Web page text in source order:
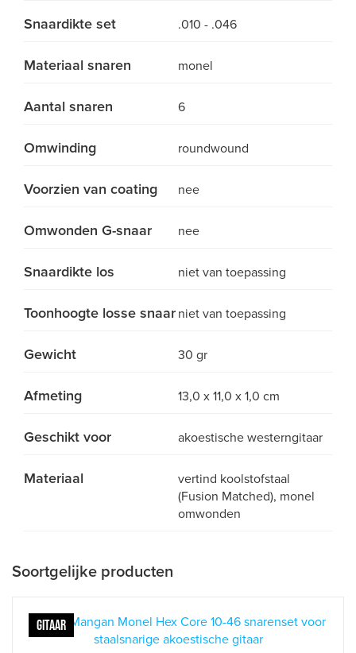
Snaardikte set .010 - .046
Materiaal snaren monel
Aantal snaren 6
Omwinding roundwound
Voorzien van coating nee
Omwonden G-snaar nee
Snaardikte los niet van toepassing
Toonhoogte losse snaar niet van toepassing
Gewicht 30 gr
Afmeting 13,0 x 11,0 x 1,0 cm
Geschikt voor akoestische westerngitaar
Materiaal
vertind koolstofstaal
(Fusion Matched), monel
omwonden
Soortgelijke producten
GITAAR